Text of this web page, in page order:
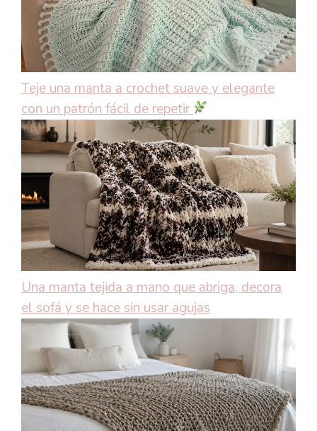
Teje una manta a crochet suave y elegante
con un patrón fácil de repetir
Una manta tejida a mano que abriga, decora
el sofá y se hace sin usar agujas